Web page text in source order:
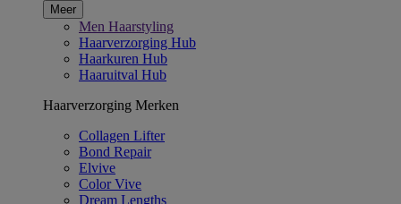
Meer
Men Haarstyling
Haarverzorging Hub
Haarkuren Hub
Haaruitval Hub
Haarverzorging Merken
Collagen Lifter
Bond Repair
Elvive
Color Vive
Dream Lengths